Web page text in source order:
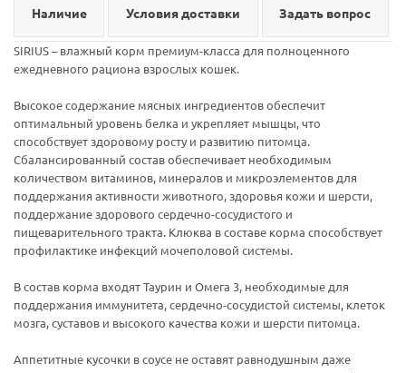
Наличие Условия доставки Задать вопрос
SIRIUS – влажный корм премиум-класса для полноценного
ежедневного рациона взрослых кошек.
Высокое содержание мясных ингредиентов обеспечит
оптимальный уровень белка и укрепляет мышцы, что
способствует здоровому росту и развитию питомца.
Сбалансированный состав обеспечивает необходимым
количеством витаминов, минералов и микроэлементов для
поддержания активности животного, здоровья кожи и шерсти,
поддержание здорового сердечно-сосудистого и
пищеварительного тракта. Клюква в составе корма способствует
профилактике инфекций мочеполовой системы.
В состав корма входят Таурин и Омега 3, необходимые для
поддержания иммунитета, сердечно-сосудистой системы, клеток
мозга, суставов и высокого качества кожи и шерсти питомца.
Аппетитные кусочки в соусе не оставят равнодушным даже